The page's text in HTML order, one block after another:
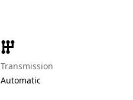
Transmission
Automatic